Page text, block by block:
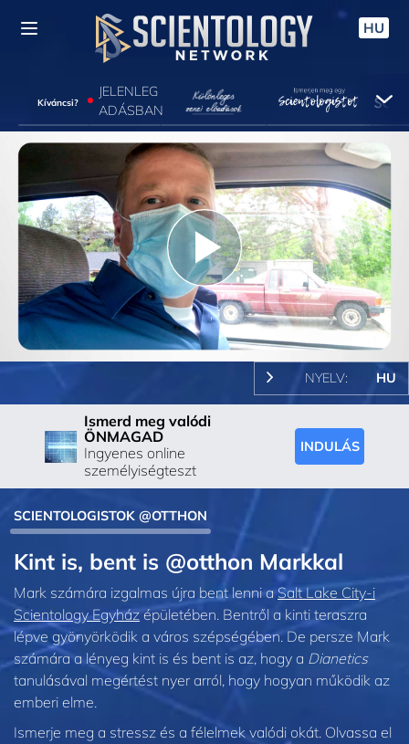
HU
Kíváncsi?
JELENLEG
ADÁSBAN
Play
Video
NYELV: HU
Ismerd meg valódi
ÖNMAGAD
Ingyenes online
személyiségteszt
INDULÁS
SCIENTOLOGISTOK @OTTHON
Kint is, bent is @otthon Markkal
Mark számára izgalmas újra bent lenni aSalt Lake City-i
Scientology Egyházépületében. Bentről a kinti teraszra
lépve gyönyörködik a város szépségében. De persze Mark
számára a lényeg kint is és bent is az, hogy a Dianetics
tanulásával megértést nyer arról, hogy hogyan működik az
emberi elme.
Ismerje meg a stressz és a félelmek valódi okát. Olvassa el